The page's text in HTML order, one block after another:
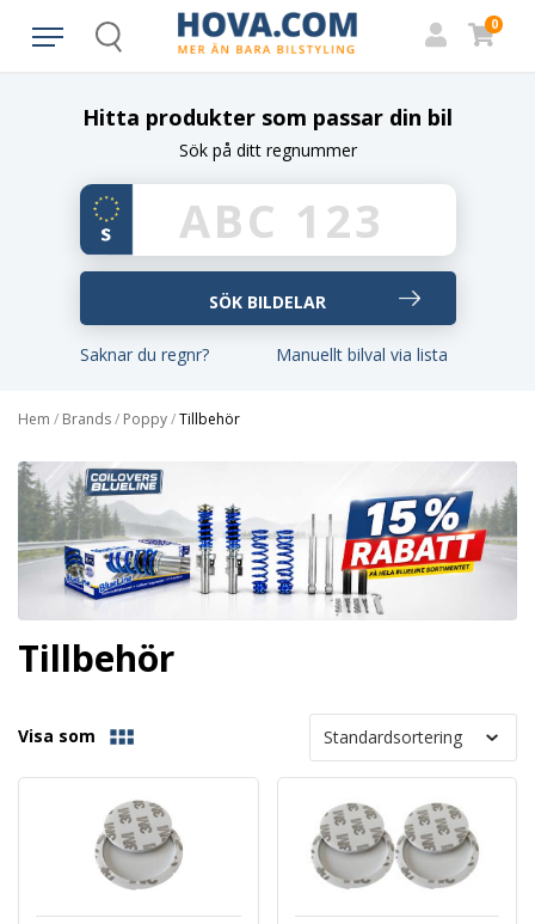
Search
0
Hitta produkter som passar din bil
Sök på ditt regnummer
Saknar du regnr? Manuellt bilval via lista
Hem / Brands/ Poppy/Tillbehör
Tillbehör
Visa som